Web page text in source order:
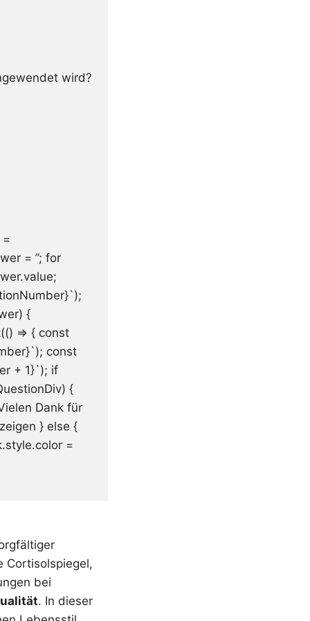
wird?
=
= ”; for
{
=> { const
const
+ 1}`); if
{
Dank für
} else {
=
Cortisolspiegel,
bei
. In dieser